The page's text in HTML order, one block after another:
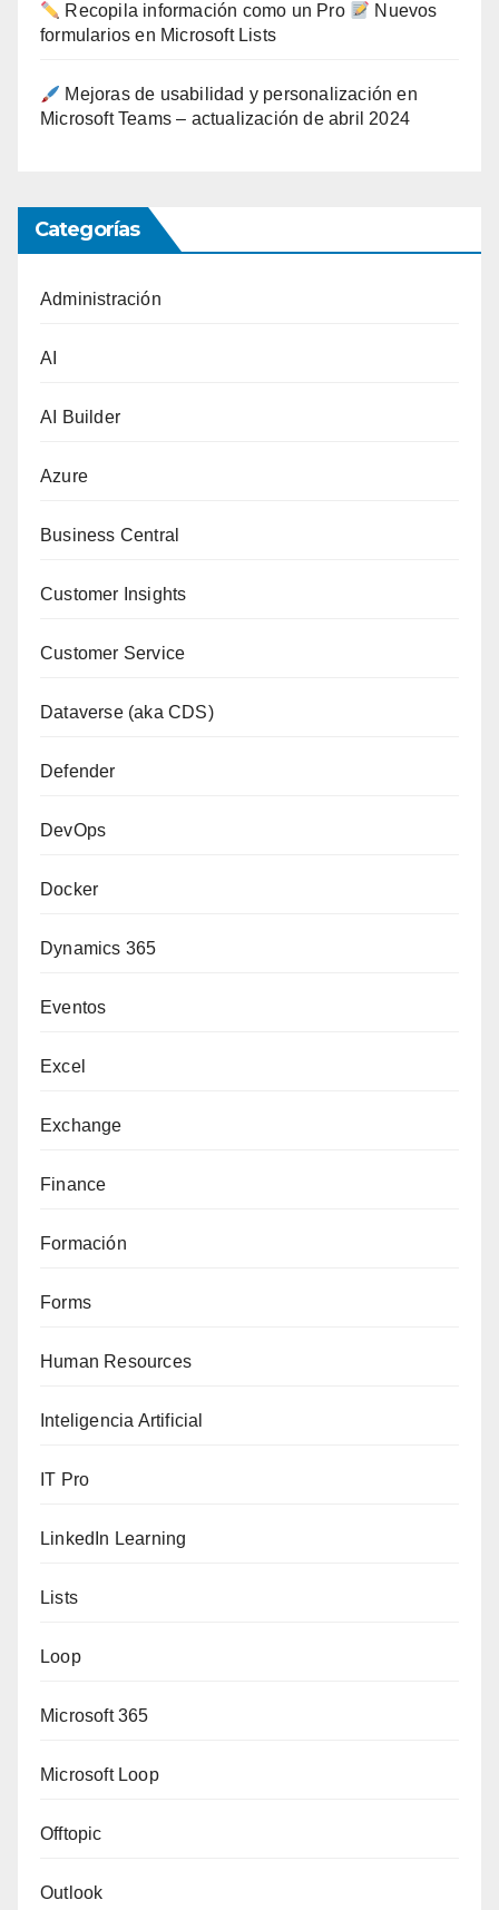
Recopila información como un Pro
Nuevos
formularios en Microsoft Lists
Mejoras de usabilidad y personalización en
Microsoft Teams – actualización de abril 2024
Categorías
Administración
AI
AI Builder
Azure
Business Central
Customer Insights
Customer Service
Dataverse (aka CDS)
Defender
DevOps
Docker
Dynamics 365
Eventos
Excel
Exchange
Finance
Formación
Forms
Human Resources
Inteligencia Artificial
IT Pro
LinkedIn Learning
Lists
Loop
Microsoft 365
Microsoft Loop
Offtopic
Outlook